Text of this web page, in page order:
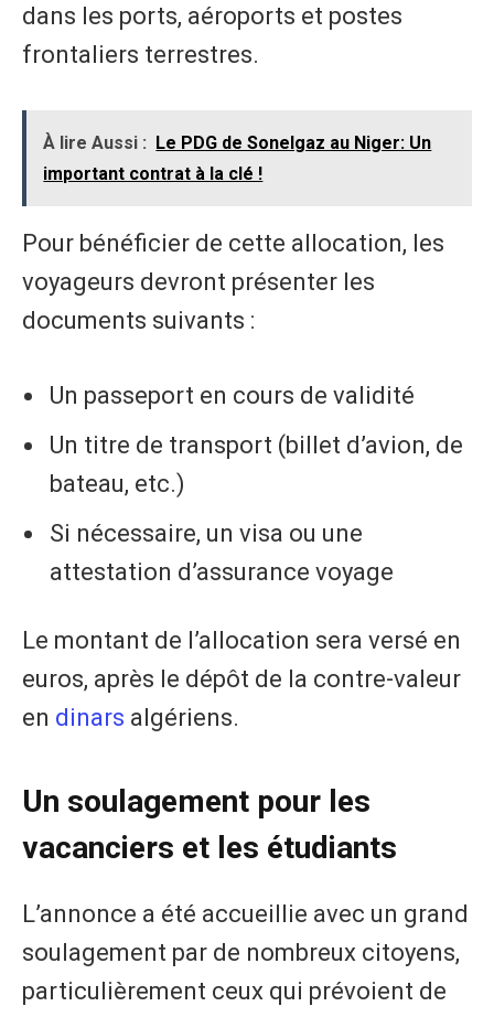
dans les ports, aéroports et postes
frontaliers terrestres.
À lire Aussi : Le PDG de Sonelgaz au Niger: Un
important contrat à la clé !
Pour bénéficier de cette allocation, les
voyageurs devront présenter les
documents suivants :
Un passeport en cours de validité
Un titre de transport (billet d’avion, de
bateau, etc.)
Si nécessaire, un visa ou une
attestation d’assurance voyage
Le montant de l’allocation sera versé en
euros, après le dépôt de la contre-valeur
en dinars algériens.
Un soulagement pour les
vacanciers et les étudiants
L’annonce a été accueillie avec un grand
soulagement par de nombreux citoyens,
particulièrement ceux qui prévoient de